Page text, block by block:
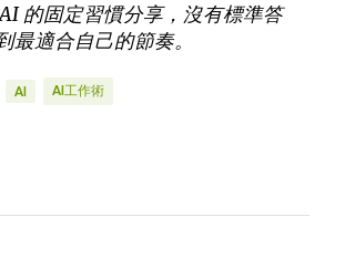
的固定習慣分享，沒有標準答
最適合自己的節奏。
AI AI工作術